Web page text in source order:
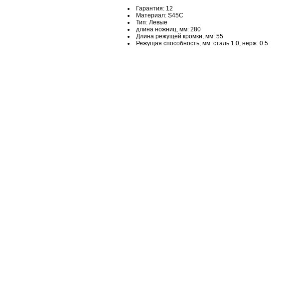
Гарантия: 12
Материал: S45C
Тип: Левые
длина ножниц, мм: 280
Длина режущей кромки, мм: 55
Режущая способность, мм: сталь 1.0, нерж. 0.5